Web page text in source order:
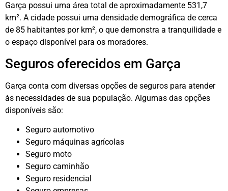
Garça possui uma área total de aproximadamente 531,7
km². A cidade possui uma densidade demográfica de cerca
de 85 habitantes por km², o que demonstra a tranquilidade e
o espaço disponível para os moradores.
Seguros oferecidos em Garça
Garça conta com diversas opções de seguros para atender
às necessidades de sua população. Algumas das opções
disponíveis são:
Seguro automotivo
Seguro máquinas agrícolas
Seguro moto
Seguro caminhão
Seguro residencial